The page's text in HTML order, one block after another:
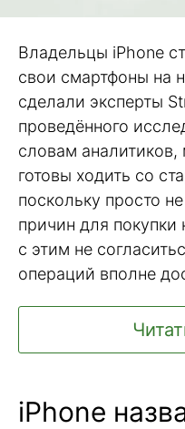
Владельцы iPhone
свои смартфоны на
сделали эксперты
проведённого
словам аналитиков,
готовы ходить со
поскольку просто
причин для
с этим не
операций вполне
iPhone